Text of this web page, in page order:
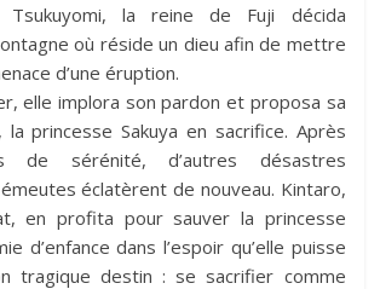
la reine de Fuji décida
où réside un dieu afin de mettre
d’une éruption.
elle implora son pardon et proposa sa
princesse Sakuya en sacrifice. Après
de sérénité, d’autres désastres
éclatèrent de nouveau. Kintaro,
en profita pour sauver la princesse
d’enfance dans l’espoir qu’elle puisse
tragique destin : se sacrifier comme